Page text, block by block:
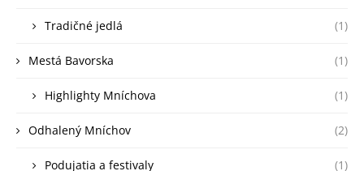
Tradičné jedlá (1)
Mestá Bavorska (1)
Highlighty Mníchova (1)
Odhalený Mníchov (2)
Podujatia a festivaly (1)